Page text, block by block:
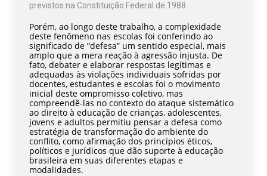
previstos na Constituição Federal de 1988.
Porém, ao longo deste trabalho, a complexidade
deste fenômeno nas escolas foi conferindo ao
significado de “defesa” um sentido especial, mais
amplo que a mera reação à agressão injusta. De
fato, debater e elaborar respostas legítimas e
adequadas às violações individuais sofridas por
docentes, estudantes e escolas foi o movimento
inicial deste ompromisso coletivo, mas
compreendê-las no contexto do ataque sistemático
ao direito à educação de crianças, adolescentes,
jovens e adultos permitiu pensar a defesa como
estratégia de transformação do ambiente do
conflito, como afirmação dos princípios éticos,
políticos e jurídicos que dão suporte à educação
brasileira em suas diferentes etapas e
modalidades.